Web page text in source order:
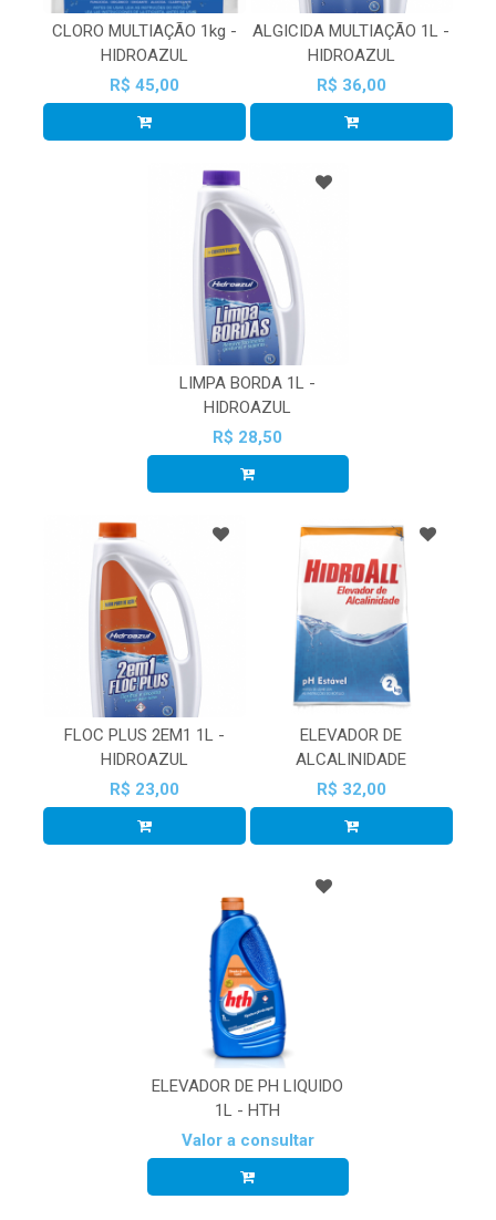
CLORO MULTIAÇÃO 1kg -
HIDROAZUL
R$ 45,00
ALGICIDA MULTIAÇÃO 1L -
HIDROAZUL
R$ 36,00
LIMPA BORDA 1L -
HIDROAZUL
R$ 28,50
FLOC PLUS 2EM1 1L -
HIDROAZUL
R$ 23,00
ELEVADOR DE
ALCALINIDADE
R$ 32,00
ELEVADOR DE PH LIQUIDO
1L - HTH
Valor a consultar